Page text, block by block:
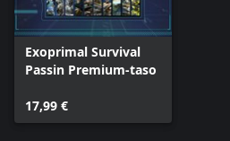
Exoprimal Survival
Passin Premium-taso
17,99 €